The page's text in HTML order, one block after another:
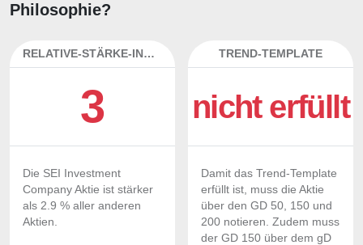
Philosophie?
RELATIVE-STÄRKE-INDEX
3
Die SEI Investment
Company Aktie ist stärker
als 2.9 % aller anderen
Aktien.
TREND-TEMPLATE
nicht erfüllt
Damit das Trend-Template
erfüllt ist, muss die Aktie
über den GD 50, 150 und
200 notieren. Zudem muss
der GD 150 über dem gD